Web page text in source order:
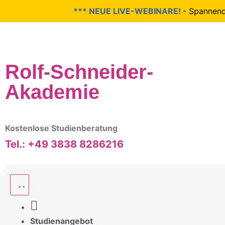
*** NEUE LIVE-WEBINARE!- Spannende
Rolf-Schneider-
Akademie
Kostenlose Studienberatung
Tel.: +49 3838 8286216
Studienangebot